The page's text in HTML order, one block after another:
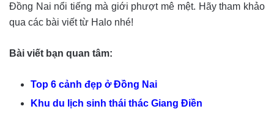
Đồng Nai nổi tiếng mà giới phượt mê mệt. Hãy tham khảo
qua các bài viết từ Halo nhé!
Bài viết bạn quan tâm:
Top 6 cảnh đẹp ở Đồng Nai
Khu du lịch sinh thái thác Giang Điền